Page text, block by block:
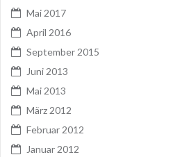
Mai 2017
April 2016
September 2015
Juni 2013
Mai 2013
März 2012
Februar 2012
Januar 2012